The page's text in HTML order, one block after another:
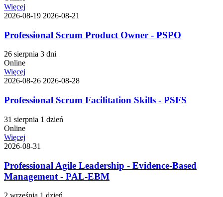
Więcej
2026-08-19 2026-08-21
Professional Scrum Product Owner - PSPO
26 sierpnia 3 dni
Online
Więcej
2026-08-26 2026-08-28
Professional Scrum Facilitation Skills - PSFS
31 sierpnia 1 dzień
Online
Więcej
2026-08-31
Professional Agile Leadership - Evidence-Based
Management - PAL-EBM